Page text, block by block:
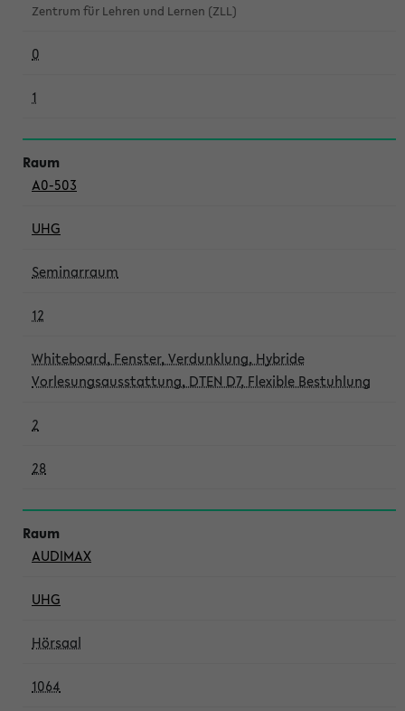
Zentrum für Lehren und Lernen (ZLL)
0
1
A0-503
UHG
Seminarraum
12
Whiteboard, Fenster, Verdunklung, Hybride
Vorlesungsausstattung, DTEN D7, Flexible Bestuhlung
2
28
AUDIMAX
UHG
Hörsaal
1064